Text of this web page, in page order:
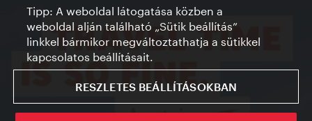
Tipp: A weboldal látogatása közben a
weboldal alján található „Sütik beállítás”
linkkel bármikor megváltoztathatja a sütikkel
kapcsolatos beállításait.
RESZLETES BEÁLLÍTÁSOKBAN